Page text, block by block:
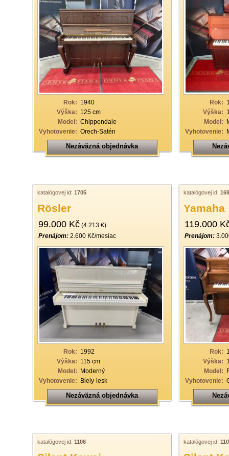
Rok: 1940
Výška: 125 cm
Model: Chippendale
Vyhotovenie: Orech-Satén
Nezáväzná objednávka
Rok:
Výška:
Model:
Vyhotovenie:
katalógovej id: 1705
Rösler
99.000 Kč (4.213 €)
Prenájom: 2.600 Kč/mesiac
Rok: 1992
Výška: 115 cm
Model: Moderný
Vyhotovenie: Biely-lesk
Nezáväzná objednávka
katalógovej id:
Yamaha
119.000
Prenájom:
Rok:
Výška:
Model:
Vyhotovenie:
katalógovej id: 1106 katalógovej id: